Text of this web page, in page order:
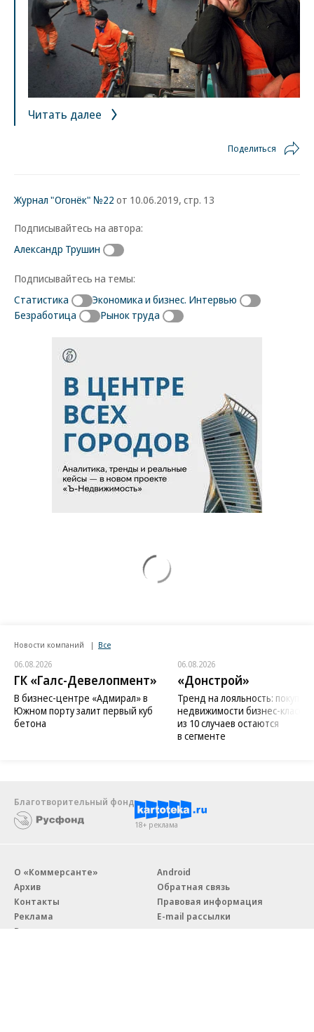
Читать далее
Поделиться
Журнал "Огонёк" №22 от 10.06.2019, стр. 13
Подписывайтесь на автора:
Александр Трушин
Подписывайтесь на темы:
Статистика
Экономика и бизнес. Интервью
Безработица
Рынок труда
Новости компаний Все
06.08.2026
ГК «Галс-Девелопмент»
В бизнес-центре «Адмирал» в
Южном порту залит первый куб
бетона
06.08.2026
«Донстрой»
Тренд на лояльность:
недвижимости бизнес-класса
из 10 случаев остаются
в сегменте
Благотворительный фонд
18+ реклама
О «Коммерсанте»
Архив
Контакты
Реклама
Вакансии
Android
Обратная связь
Правовая информация
E-mail рассылки